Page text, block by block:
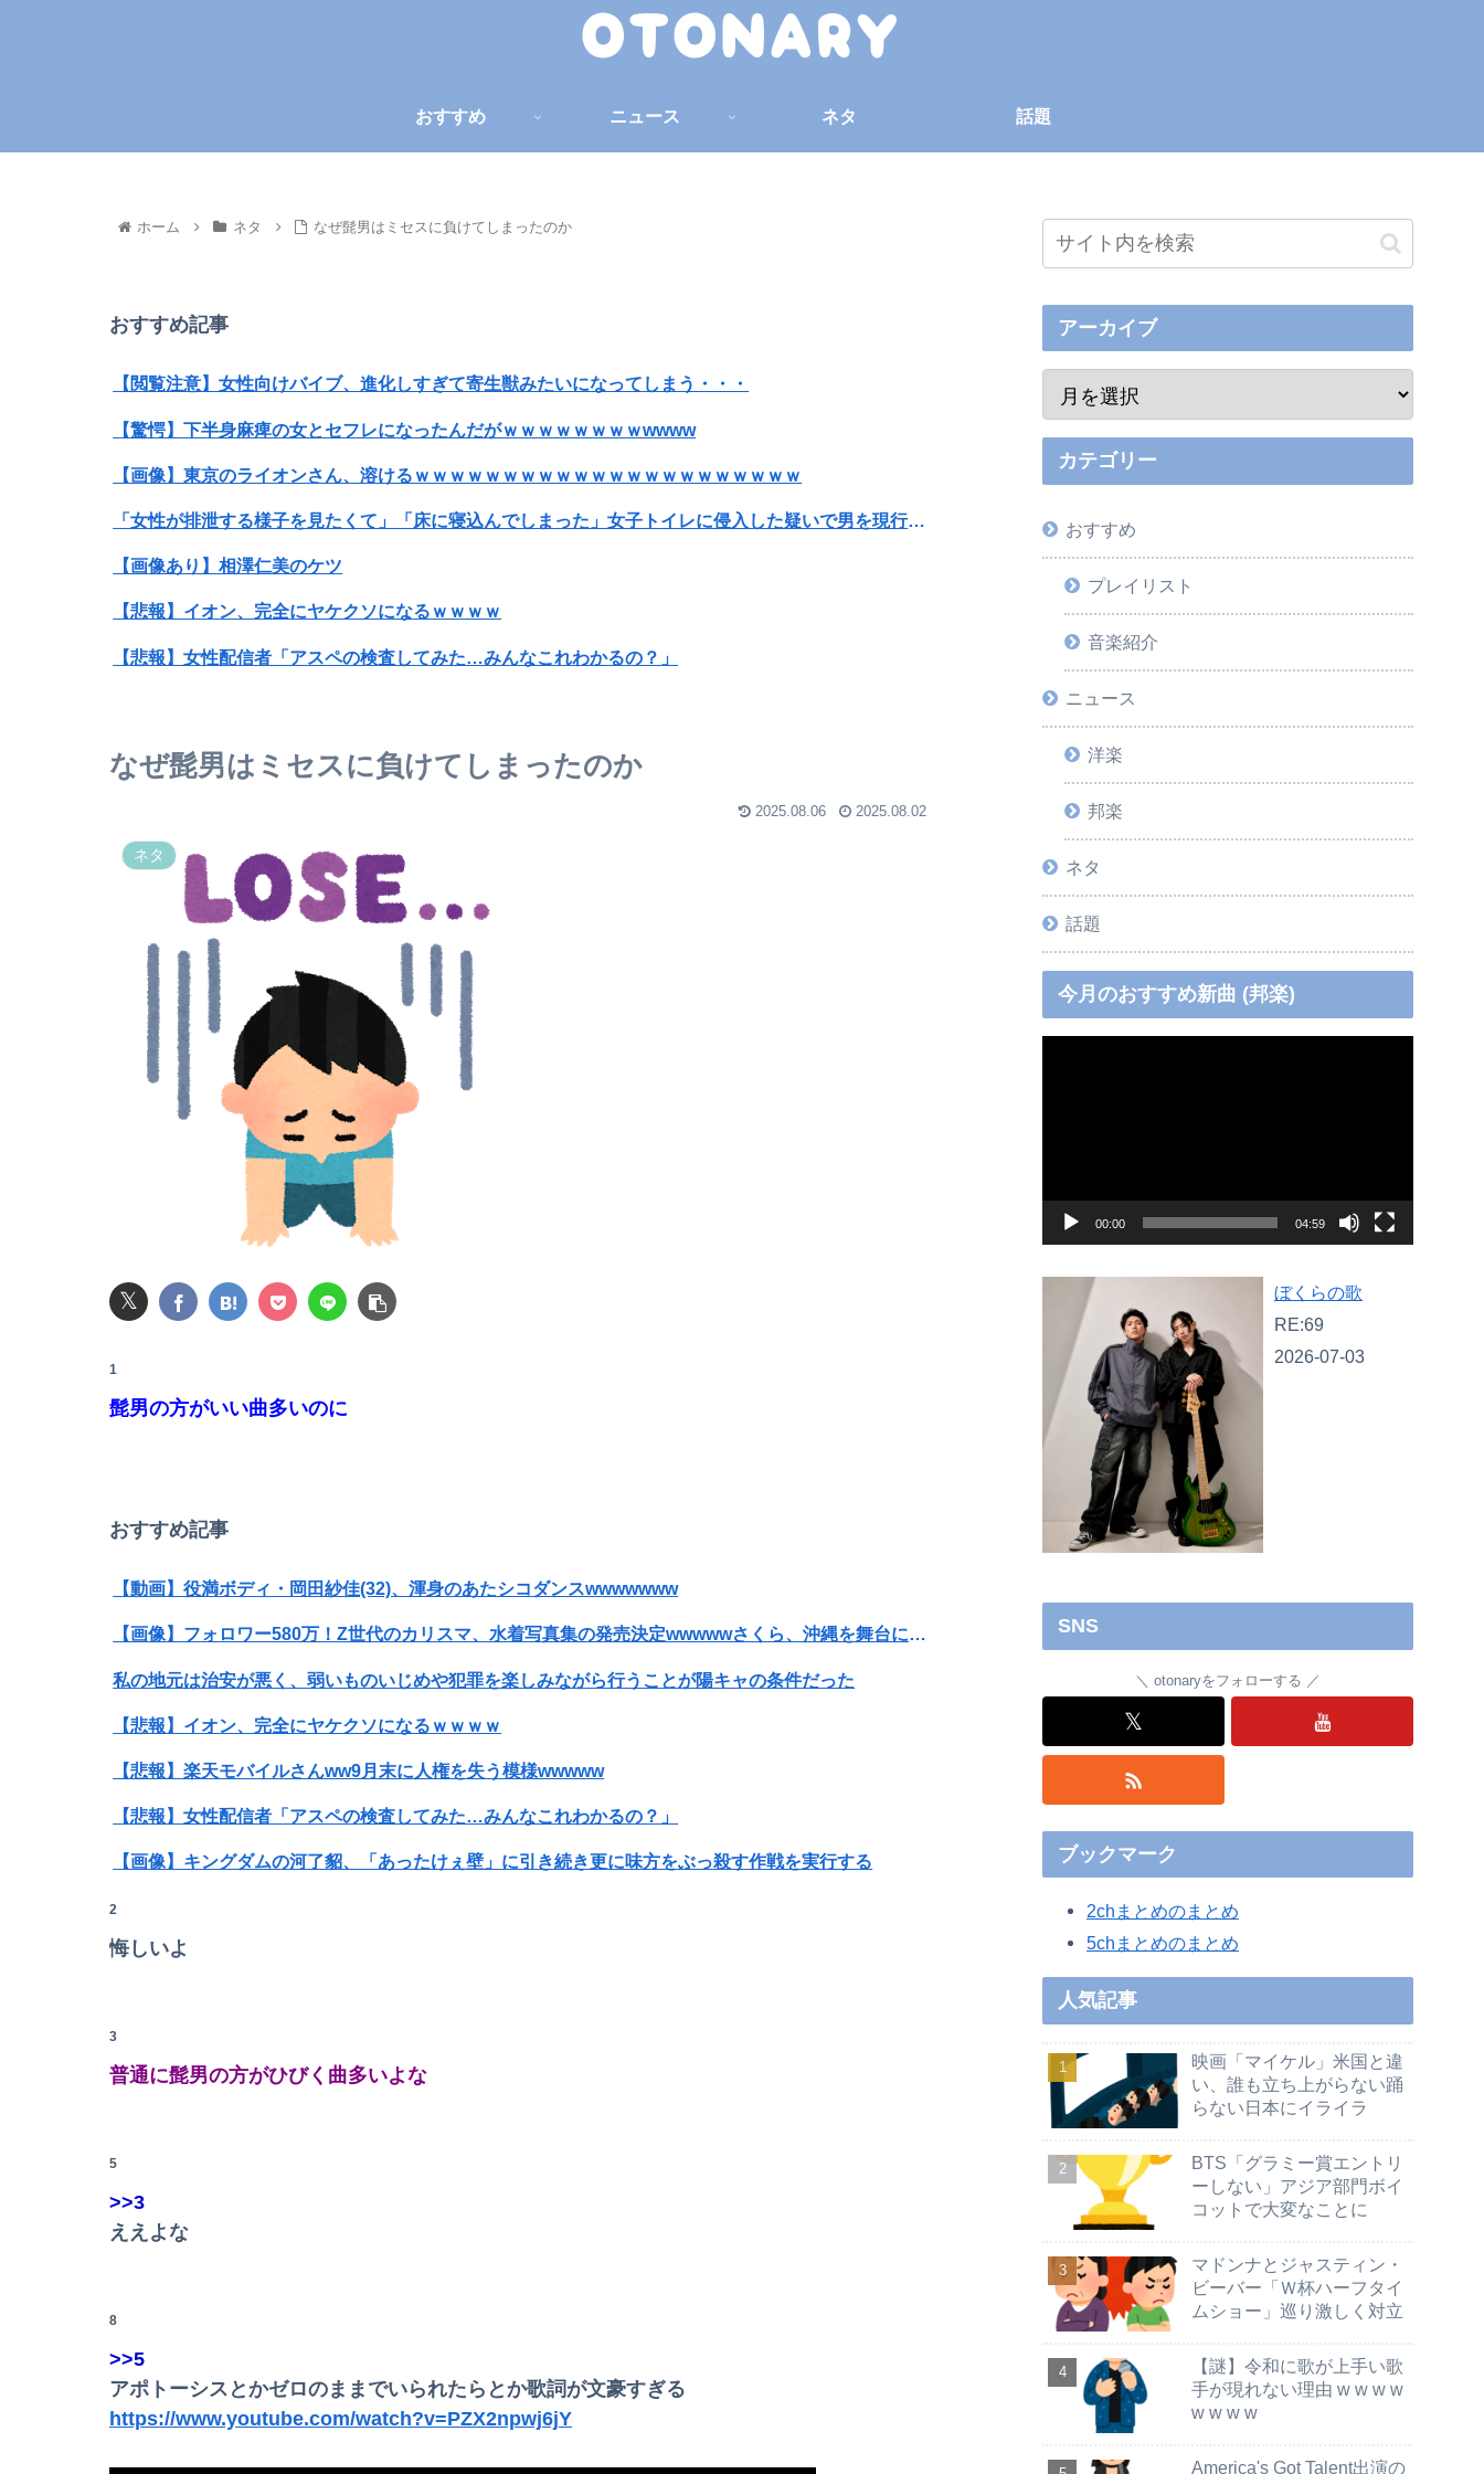
おすすめ ニュース ネタ 話題
ホーム ネタ なぜ髭男はミセスに負けてしまったのか
おすすめ記事
【閲覧注意】女性向けバイブ、進化しすぎて寄生獣みたいになってしまう・・・
【驚愕】下半身麻痺の女とセフレになったんだがｗｗｗｗｗｗｗｗwwww
【画像】東京のライオンさん、溶けるｗｗｗｗｗｗｗｗｗｗｗｗｗｗｗｗｗｗｗｗｗｗ
「女性が排泄する様子を見たくて」「床に寝込んでしまった」女子トイレに侵入した疑いで男を現行犯逮捕
【画像あり】相澤仁美のケツ
【悲報】イオン、完全にヤケクソになるｗｗｗｗ
【悲報】女性配信者「アスペの検査してみた…みんなこれわかるの？」
【画像】ハンターハンターさん、ガチで最強の新能力を登場させてしまうｗｗｗｗｗｗｗ
中国人「中国では赤信号でも右折できます」
ダルベック 打率.266 18本塁打 61打点 ←この人の評価
空調服やスポドリを完備していた50代男性、熱中症で死亡
【動画】役満ボディ・岡田紗佳(32)、渾身のあたシコダンスwwwwwww
私の地元は治安が悪く、弱いものいじめや犯罪を楽しみながら行うことが陽キャの条件だった
【悲報】楽天モバイルさんww9月末に人権を失う模様wwwww
【悲報】粗品、永久追放ｗｗｗｗｗｗｗｗｗｗｗｗｗｗｗ（証拠あり）
【警告】医師「米国では”ヘロインと同じくらいヤバい薬”が日本では平気で処方されてる」
政府「ガキにSNSは早いやろ」SNS年齢制限法案提出検討
海外「日本は戦勝国なんだよ」 戦後の日本人の特別な生き様に各国から称賛の声
【動画】大食い系女子、「ふえるワカメ」を大量に食べる実験をした結果ｗｗｗｗ
なぜ髭男はミセスに負けてしまったのか
2025.08.06 2025.08.02
ネタ
𝕏
1
髭男の方がいい曲多いのに
おすすめ記事
【動画】役満ボディ・岡田紗佳(32)、渾身のあたシコダンスwwwwwww
【画像】フォロワー580万！Z世代のカリスマ、水着写真集の発売決定wwwwwさくら、沖縄を舞台にカワイイが爆発！！！
私の地元は治安が悪く、弱いものいじめや犯罪を楽しみながら行うことが陽キャの条件だった
【悲報】イオン、完全にヤケクソになるｗｗｗｗ
【悲報】楽天モバイルさんww9月末に人権を失う模様wwwww
【悲報】女性配信者「アスペの検査してみた…みんなこれわかるの？」
【画像】キングダムの河了貂、「あったけぇ壁」に引き続き更に味方をぶっ殺す作戦を実行する
【画像】ハンターハンターさん、ガチで最強の新能力を登場させてしまうｗｗｗｗｗｗｗ
SNSで知り合ったJK10人とS●Xしてハメ撮り770本撮ったイケメン逮捕wwwwwwwwwwwwwww
【警告】医師「米国では”ヘロインと同じくらいヤバい薬”が日本では平気で処方されてる」
旦那に不倫がバレて慰謝料600万を請求。この金額って普通なのか？
【画像】真のジャグラー演者さんの姿がカッコいいｗｗｗｗｗ
【画像】引きこもりの女更生ドキュメントでドエ●い放送事故ｗｗｗ
2
悔しいよ
3
普通に髭男の方がひびく曲多いよな
5
>>3
ええよな
8
>>5
アポトーシスとかゼロのままでいられたらとか歌詞が文豪すぎる
https://www.youtube.com/watch?v=PZX2npwj6jY
アーカイブ
カテゴリー
おすすめ
プレイリスト
音楽紹介
ニュース
洋楽
邦楽
ネタ
話題
今月のおすすめ新曲 (邦楽)
ー
00:00 04:59
ぼくらの歌
RE:69
2026-07-03
SNS
otonaryをフォローする
𝕏
ブックマーク
2chまとめのまとめ
5chまとめのまとめ
人気記事
映画「マイケル」米国と違
い、誰も立ち上がらない踊
らない日本にイライラ
BTS「グラミー賞エントリ
ーしない」アジア部門ボイ
コットで大変なことに
マドンナとジャスティン・
ビーバー「Ｗ杯ハーフタイ
ムショー」巡り激しく対立
【謎】令和に歌が上手い歌
手が現れない理由 w w w w
w w w w
America's Got Talent出演の